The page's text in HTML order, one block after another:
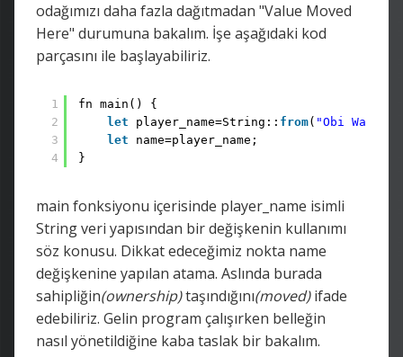
odağımızı daha fazla dağıtmadan "Value Moved
Here" durumuna bakalım. İşe aşağıdaki kod
parçasını ile başlayabiliriz.
1
2
3
4
fn main() {
let
player_name=String:: from( "Obi Wan"
let
name=player_name;
}
main fonksiyonu içerisinde player_name isimli
String veri yapısından bir değişkenin kullanımı
söz konusu. Dikkat edeceğimiz nokta name
değişkenine yapılan atama. Aslında burada
sahipliğin(ownership)taşındığını(moved)ifade
edebiliriz. Gelin program çalışırken belleğin
nasıl yönetildiğine kaba taslak bir bakalım.